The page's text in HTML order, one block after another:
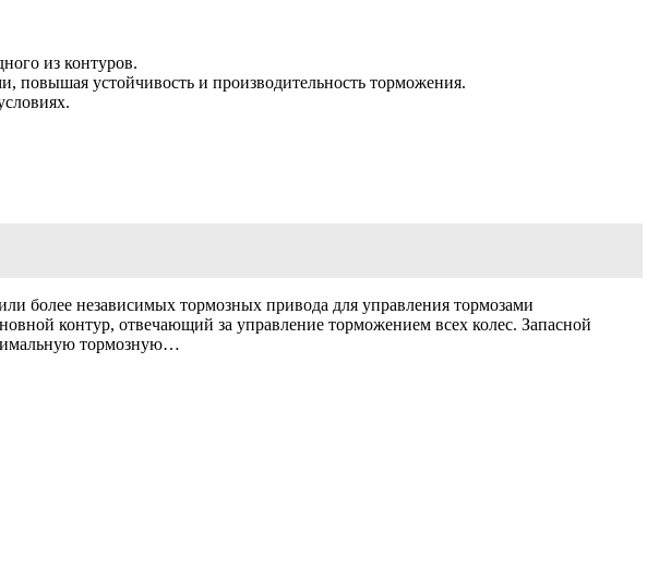
из контуров.
повышая устойчивость и производительность торможения.
более независимых тормозных привода для управления тормозами
контур, отвечающий за управление торможением всех колес. Запасной
тормозную…